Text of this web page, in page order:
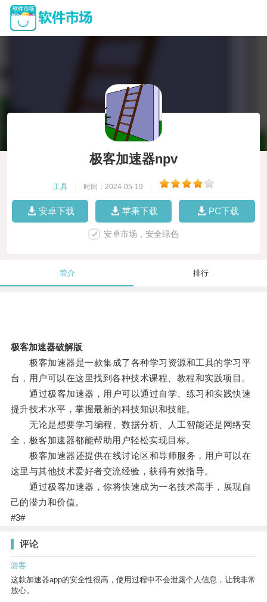
极客加速器npv
工具 时间：2024-05-19
安卓下载 苹果下载 PC下载
安卓市场，安全绿色
简介 排行
极客加速器破解版
极客加速器是一款集成了各种学习资源和工具的学习平
台，用户可以在这里找到各种技术课程、教程和实践项目。
通过极客加速器，用户可以通过自学、练习和实践快速
提升技术水平，掌握最新的科技知识和技能。
无论是想要学习编程、数据分析、人工智能还是网络安
全，极客加速器都能帮助用户轻松实现目标。
极客加速器还提供在线讨论区和导师服务，用户可以在
这里与其他技术爱好者交流经验，获得有效指导。
通过极客加速器，你将快速成为一名技术高手，展现自
己的潜力和价值。
#3#
评论
游客
这款加速器app的安全性很高，使用过程中不会泄露个人信息，让我非常
放心。